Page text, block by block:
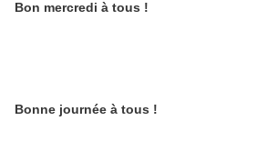
Bon mercredi à tous !
Bonne journée à tous !